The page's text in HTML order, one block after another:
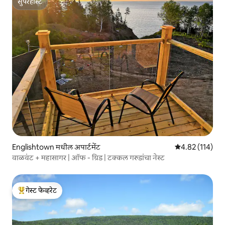
सुपरहोस्ट
Englishtown मधील अपार्टमेंट 5 पैकी 4.82
4.82 (114)
वाळवंट + महासागर | ऑफ - ग्रिड | टक्कल गरुडांचा नेस्ट
टॉप गेस्ट फेव्हरेट
गेस्ट फेव्हरेट